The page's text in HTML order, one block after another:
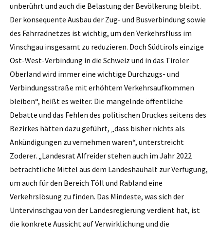
unberührt und auch die Belastung der Bevölkerung bleibt.
Der konsequente Ausbau der Zug- und Busverbindung sowie
des Fahrradnetzes ist wichtig, um den Verkehrsfluss im
Vinschgau insgesamt zu reduzieren. Doch Südtirols einzige
Ost-West-Verbindung in die Schweiz und in das Tiroler
Oberland wird immer eine wichtige Durchzugs- und
Verbindungsstraße mit erhöhtem Verkehrsaufkommen
bleiben“, heißt es weiter. Die mangelnde öffentliche
Debatte und das Fehlen des politischen Druckes seitens des
Bezirkes hätten dazu geführt, „dass bisher nichts als
Ankündigungen zu vernehmen waren“, unterstreicht
Zoderer. „Landesrat Alfreider stehen auch im Jahr 2022
beträchtliche Mittel aus dem Landeshauhalt zur Verfügung,
um auch für den Bereich Töll und Rabland eine
Verkehrslösung zu finden. Das Mindeste, was sich der
Untervinschgau von der Landesregierung verdient hat, ist
die konkrete Aussicht auf Verwirklichung und die